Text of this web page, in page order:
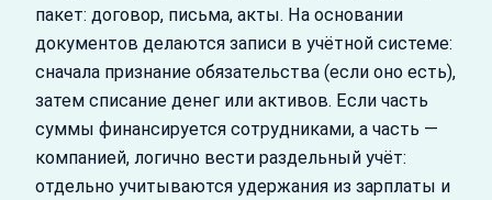
пакет: договор, письма, акты. На основании
документов делаются записи в учётной системе:
сначала признание обязательства (если оно есть),
затем списание денег или активов. Если часть
суммы финансируется сотрудниками, а часть —
компанией, логично вести раздельный учёт:
отдельно учитываются удержания из зарплаты и